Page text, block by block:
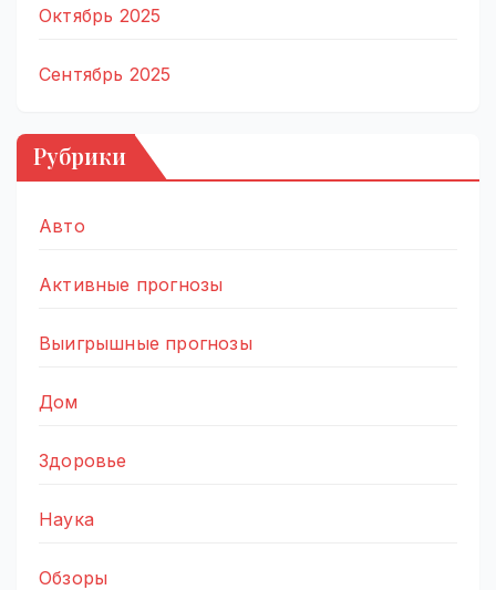
Октябрь 2025
Сентябрь 2025
Рубрики
Авто
Активные прогнозы
Выигрышные прогнозы
Дом
Здоровье
Наука
Обзоры